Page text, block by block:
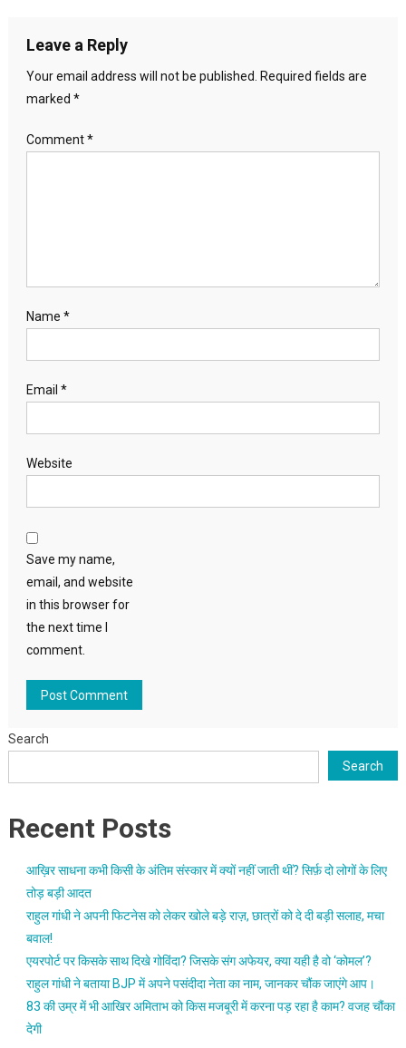
Leave a Reply
Your email address will not be published.
Required fields are
marked *
Comment*
Name *
Email *
Website
Save my name,
email, and website
in this browser for
the next time I
comment.
Search
Search
Recent Posts
आख़िर साधना कभी किसी के अंतिम संस्कार में क्यों नहीं जाती थीं? सिर्फ़ दो लोगों के लिए
तोड़ बड़ी आदत
राहुल गांधी ने अपनी फिटनेस को लेकर खोले बड़े राज़, छात्रों को दे दी बड़ी सलाह, मचा
बवाल!
एयरपोर्ट पर किसके साथ दिखे गोविंदा? जिसके संग अफेयर, क्या यही है वो ‘कोमल’?
राहुल गांधी ने बताया BJP में अपने पसंदीदा नेता का नाम, जानकर चौंक जाएंगे आप।
83 की उम्र में भी आखिर अमिताभ को किस मजबूरी में करना पड़ रहा है काम? वजह चौंका
देगी